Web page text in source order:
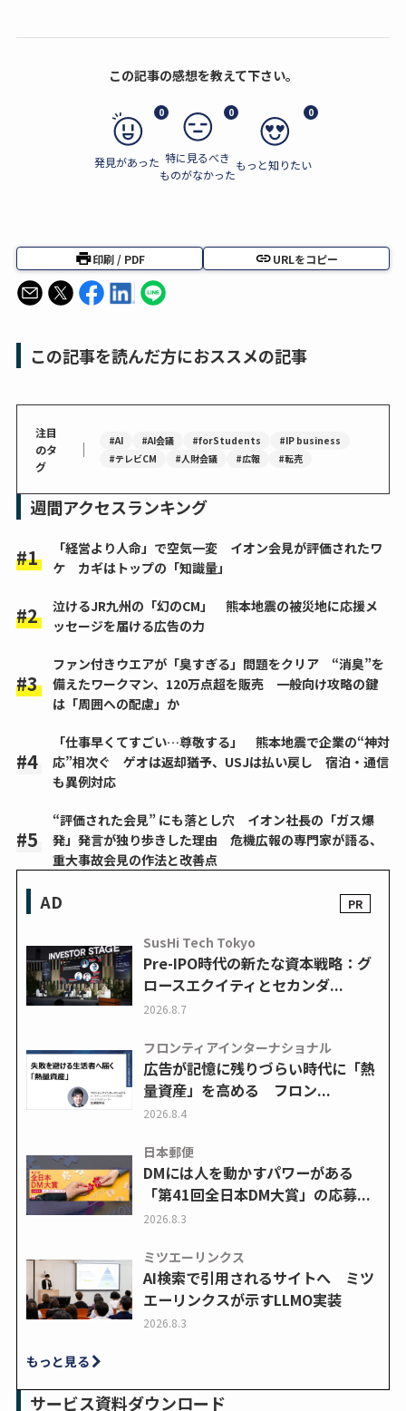
この記事の感想を教えて下さい。
0
発見があった
0
特に見るべき
ものがなかった
0
もっと知りたい
印刷 / PDF URLをコピー
この記事を読んだ方におススメの記事
注目
のタ
グ
｜ #AI #AI会議 #forStudents
#IP business
#テレビCM
#人財会議 #広報 #転売
週間アクセスランキング
「経営より人命」で空気一変 イオン会見が評価されたワ
ケ カギはトップの「知識量」
泣けるJR九州の「幻のCM」 熊本地震の被災地に応援メ
ッセージを届ける広告の力
ファン付きウエアが「臭すぎる」問題をクリア “消臭”を
備えたワークマン、120万点超を販売 一般向け攻略の鍵
は「周囲への配慮」か
「仕事早くてすごい…尊敬する」 熊本地震で企業の“神対
応”相次ぐ ゲオは返却猶予、USJは払い戻し 宿泊・通信
も異例対応
“評価された会見” にも落とし穴 イオン社長の「ガス爆
発」発言が独り歩きした理由 危機広報の専門家が語る、
重大事故会見の作法と改善点
AD
SusHi Tech Tokyo
Pre-IPO時代の新たな資本戦略：グ
ロースエクイティとセカンダ...
2026.8.7
フロンティアインターナショナル
広告が記憶に残りづらい時代に「熱
量資産」を高める フロン...
2026.8.4
日本郵便
DMには人を動かすパワーがある
「第41回全日本DM大賞」の応募...
2026.8.3
ミツエーリンクス
AI検索で引用されるサイトへ ミツ
エーリンクスが示すLLMO実装
2026.8.3
もっと見る
サービス資料ダウンロード